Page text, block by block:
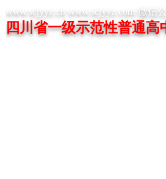
www.scjyyz.cn www.scjyyz.com 微信
四川省一级示范性普通高